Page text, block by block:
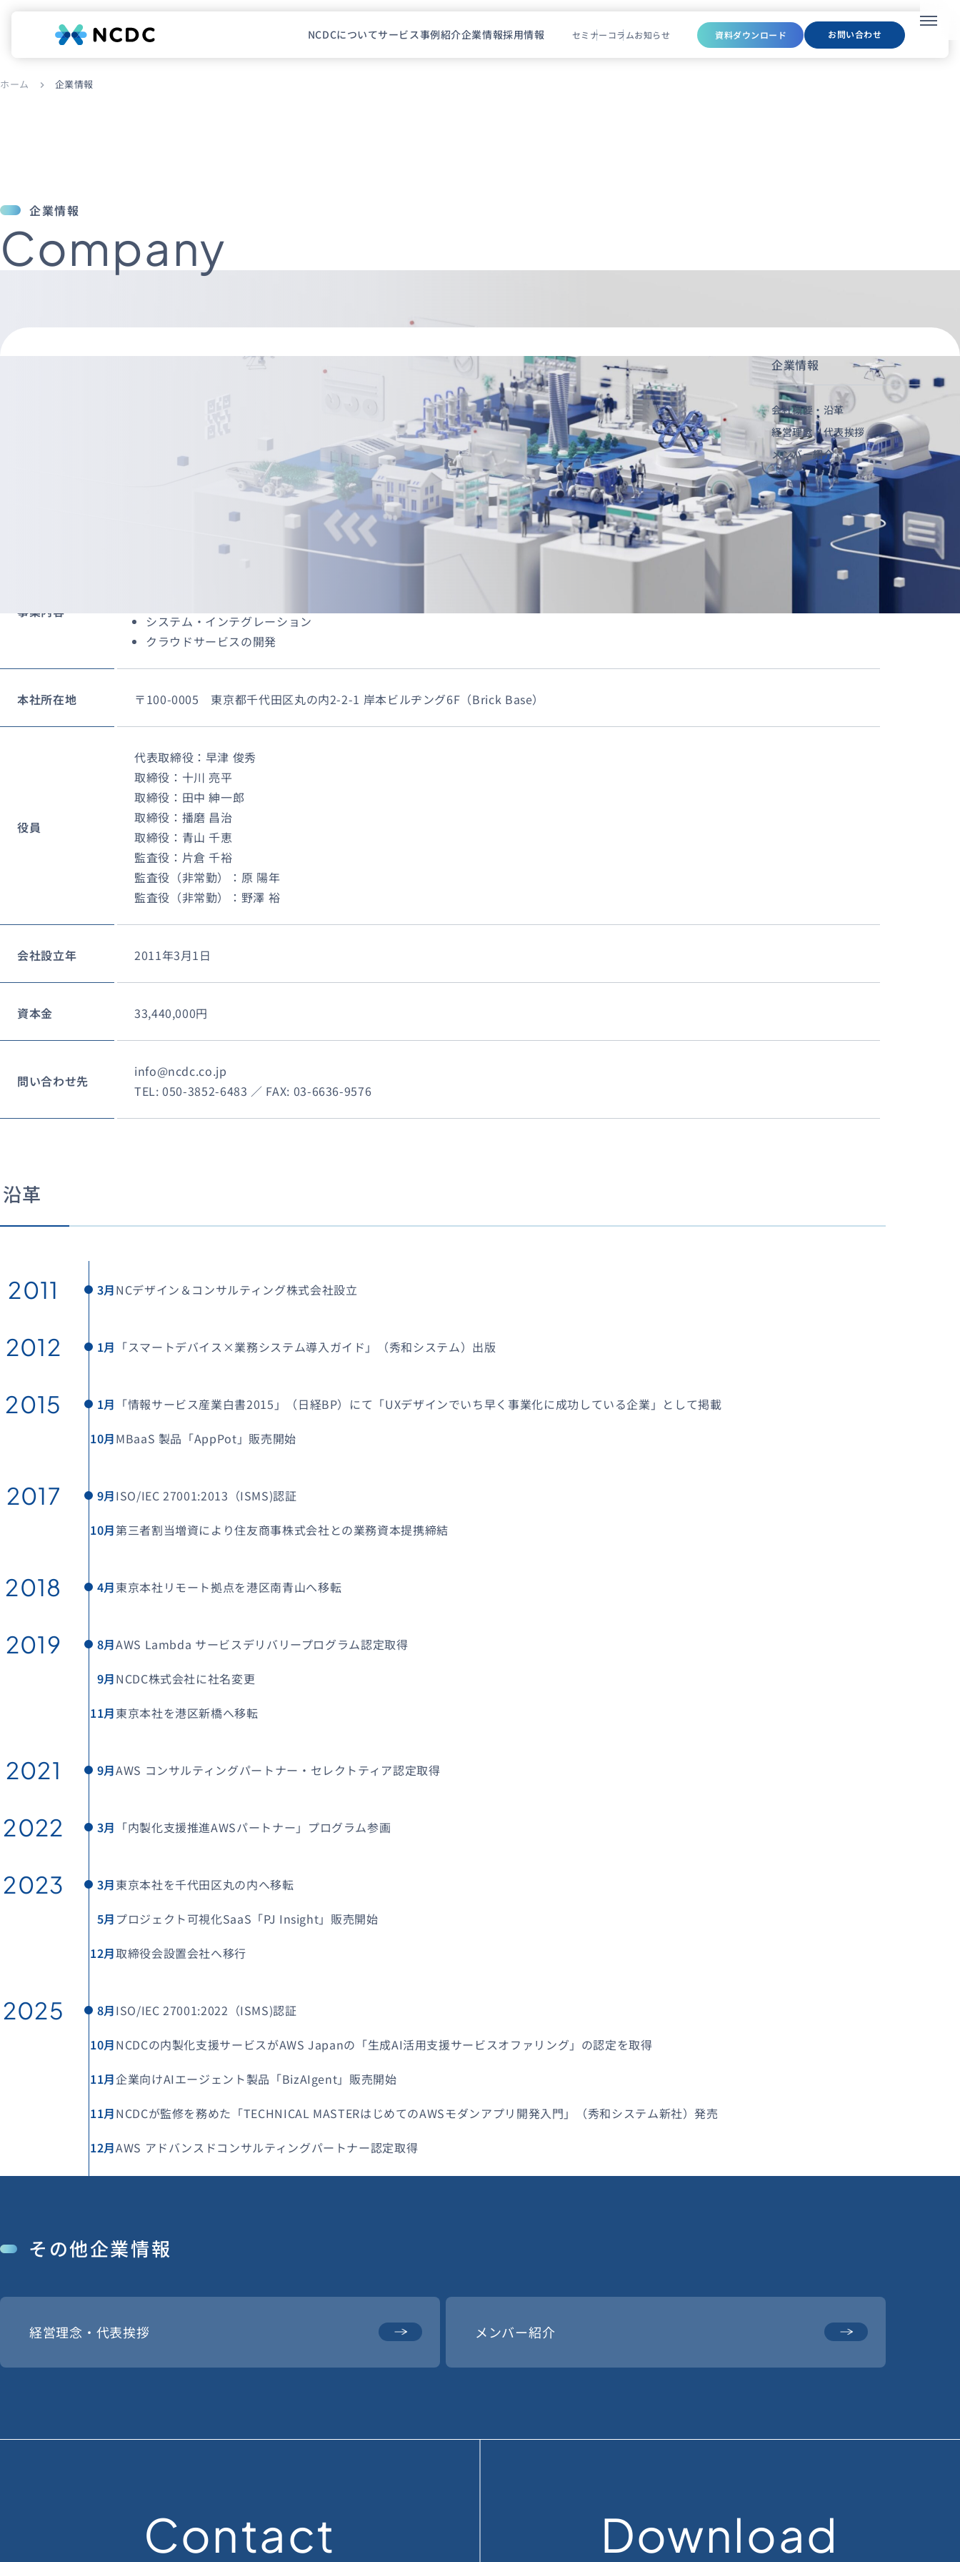
メニュ
サービス
セミナー コラム お知らせ
エンジニアブログ（Zenn）
お問い合わせ
NCDCについてサービス事例紹介企業情報採用情報 セミナー コラムお知らせ 資料ダウンロード お問い合わせ
ホーム chevron_right 企業情報
企業情報
Company
NCDC株式会社
事業内容
システム・インテグレーション
クラウドサービスの開発
本社所在地 〒100-0005 東京都千代田区丸の内2-2-1 岸本ビルヂング6F（Brick Base）
役員
代表取締役：早津 俊秀
取締役：十川 亮平
取締役：田中 紳一郎
取締役：播磨 昌治
取締役：青山 千恵
監査役：片倉 千裕
監査役（非常勤）：原 陽年
監査役（非常勤）：野澤 裕
会社設立年 2011年3月1日
資本金 33,440,000円
問い合わせ先
info@ncdc.co.jp
TEL: 050-3852-6483 ／ FAX: 03-6636-9576
沿革
2011 3月NCデザイン＆コンサルティング株式会社設立
2012 1月 「スマートデバイス×業務システム導入ガイド」（秀和システム）出版
2015 1月 「情報サービス産業白書2015」（日経BP）にて「UXデザインでいち早く事業化に成功している企業」として掲載
10月MBaaS 製品「AppPot」販売開始
2017 9月ISO/IEC 27001:2013（ISMS)認証
10月第三者割当増資により住友商事株式会社との業務資本提携締結
2018 4月東京本社リモート拠点を港区南青山へ移転
2019 8月AWS Lambda サービスデリバリープログラム認定取得
9月NCDC株式会社に社名変更
11月東京本社を港区新橋へ移転
2021 9月AWS コンサルティングパートナー・セレクトティア認定取得
2022 3月 「内製化支援推進AWSパートナー」プログラム参画
2023 3月東京本社を千代田区丸の内へ移転
5月 プロジェクト可視化SaaS「PJ Insight」販売開始
12月取締役会設置会社へ移行
2025 8月ISO/IEC 27001:2022（ISMS)認証
10月NCDCの内製化支援サービスがAWS Japanの「生成AI活用支援サービスオファリング」の認定を取得
11月企業向けAIエージェント製品「BizAIgent」販売開始
11月NCDCが監修を務めた「TECHNICAL MASTERはじめてのAWSモダンアプリ開発入門」（秀和システム新社）発売
12月AWS アドバンスドコンサルティングパートナー認定取得
企業情報
会社概要・沿革
経営理念・代表挨拶
メンバー紹介
その他企業情報
経営理念・代表挨拶 メンバー紹介
Contact Download